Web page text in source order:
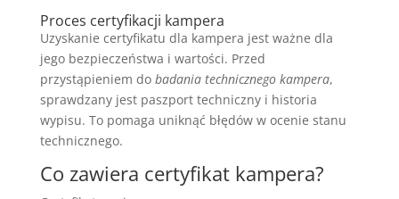
Proces certyfikacji kampera
Uzyskanie certyfikatu dla kampera jest ważne dla
jego bezpieczeństwa i wartości. Przed
przystąpieniem do badania technicznego kampera,
sprawdzany jest paszport techniczny i historia
wypisu. To pomaga uniknąć błędów w ocenie stanu
technicznego.
Co zawiera certyfikat kampera?